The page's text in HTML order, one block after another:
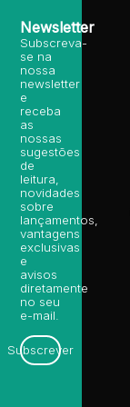
Newsletter
Subscreva-
se na
nossa
newsletter
e
receba
as
nossas
sugestões
de
leitura,
novidades
sobre
lançamentos,
vantagens
exclusivas
e
avisos
diretamente
no seu
e-mail.
Subscrever